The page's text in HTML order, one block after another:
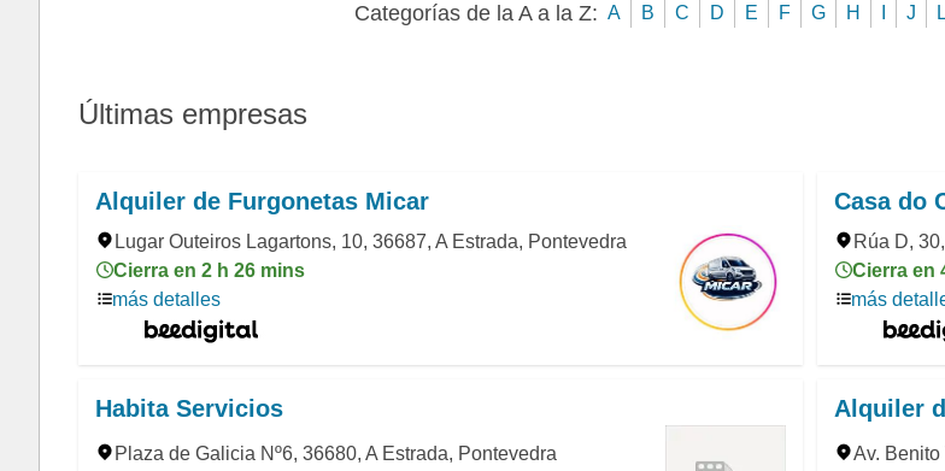
Categorías de la A a la Z: A B C D E F G H J L
Últimas empresas
Alquiler de Furgonetas Micar
Lugar Outeiros Lagartons, 10, 36687, A Estrada, Pontevedra
Cierra en 2 h 26 mins
más detalles
Casa do
Rúa D,
Cierra en
más
Habita Servicios
Plaza de Galicia Nº6, 36680, A Estrada, Pontevedra
Alquiler
Av. Benito